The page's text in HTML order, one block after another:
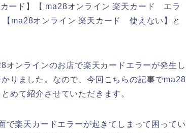
ード】【 ma28オンライン 楽天カード エラ
ma28オンライン 楽天カード 使えない】と
オンラインのお店で楽天カードエラーが発生し
りました。なので、今回こちらの記事でma28
めて紹介させていただきます。
で楽天カードエラーが起きてしまって困ってい